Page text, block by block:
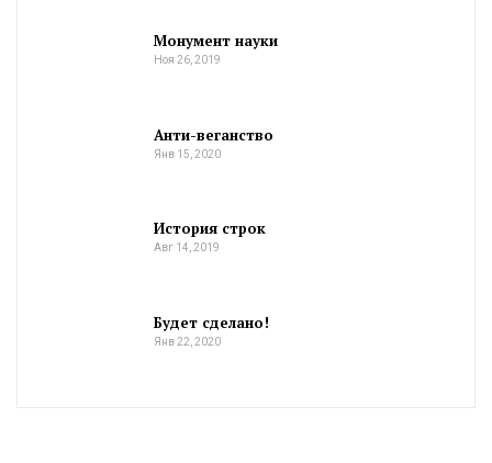
Монумент науки
Ноя 26, 2019
Анти-веганство
Янв 15, 2020
История строк
Авг 14, 2019
Будет сделано!
Янв 22, 2020